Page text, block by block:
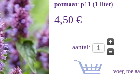
potmaat: p11 (1 liter)
4,50 €
aantal: